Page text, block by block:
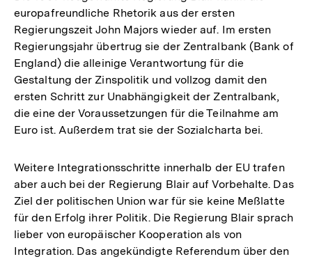
europafreundliche Rhetorik aus der ersten
Regierungszeit John Majors wieder auf. Im ersten
Regierungsjahr übertrug sie der Zentralbank (Bank of
England) die alleinige Verantwortung für die
Gestaltung der Zinspolitik und vollzog damit den
ersten Schritt zur Unabhängigkeit der Zentralbank,
die eine der Voraussetzungen für die Teilnahme am
Euro ist. Außerdem trat sie der Sozialcharta bei.
Weitere Integrationsschritte innerhalb der EU trafen
aber auch bei der Regierung Blair auf Vorbehalte. Das
Ziel der politischen Union war für sie keine Meßlatte
für den Erfolg ihrer Politik. Die Regierung Blair sprach
lieber von europäischer Kooperation als von
Integration. Das angekündigte Referendum über den